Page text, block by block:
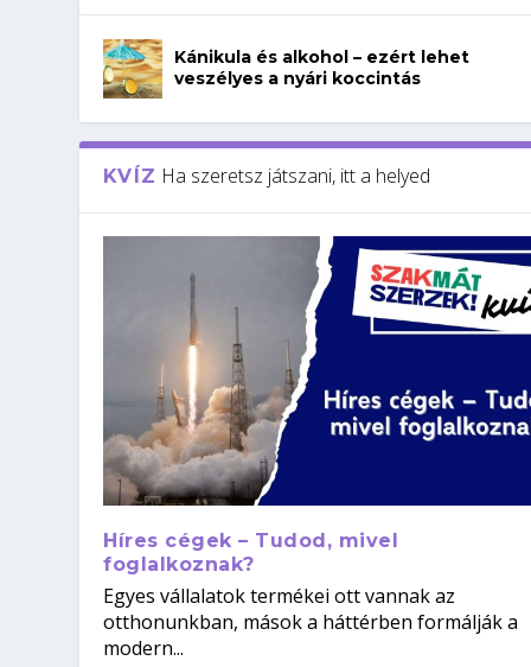
Kánikula és alkohol – ezért lehet
veszélyes a nyári koccintás
KVÍZ Ha szeretsz játszani, itt a helyed
Híres cégek – Tudod, mivel
foglalkoznak?
Egyes vállalatok termékei ott vannak az
otthonunkban, mások a háttérben formálják a
modern...